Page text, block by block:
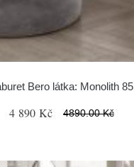
Bero látka: Monolith 85
4 890 Kč 4890.00 Kč